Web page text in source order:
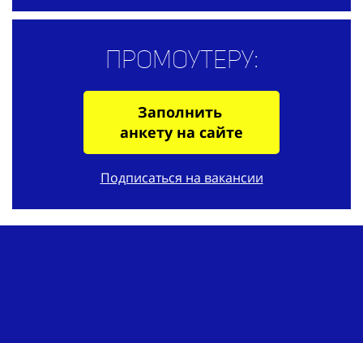
Промоутеру:
Заполнить
анкету на сайте
Подписаться на вакансии